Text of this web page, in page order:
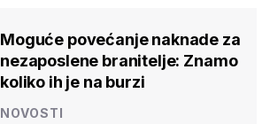
Moguće povećanje naknade za
nezaposlene branitelje: Znamo
koliko ih je na burzi
NOVOSTI